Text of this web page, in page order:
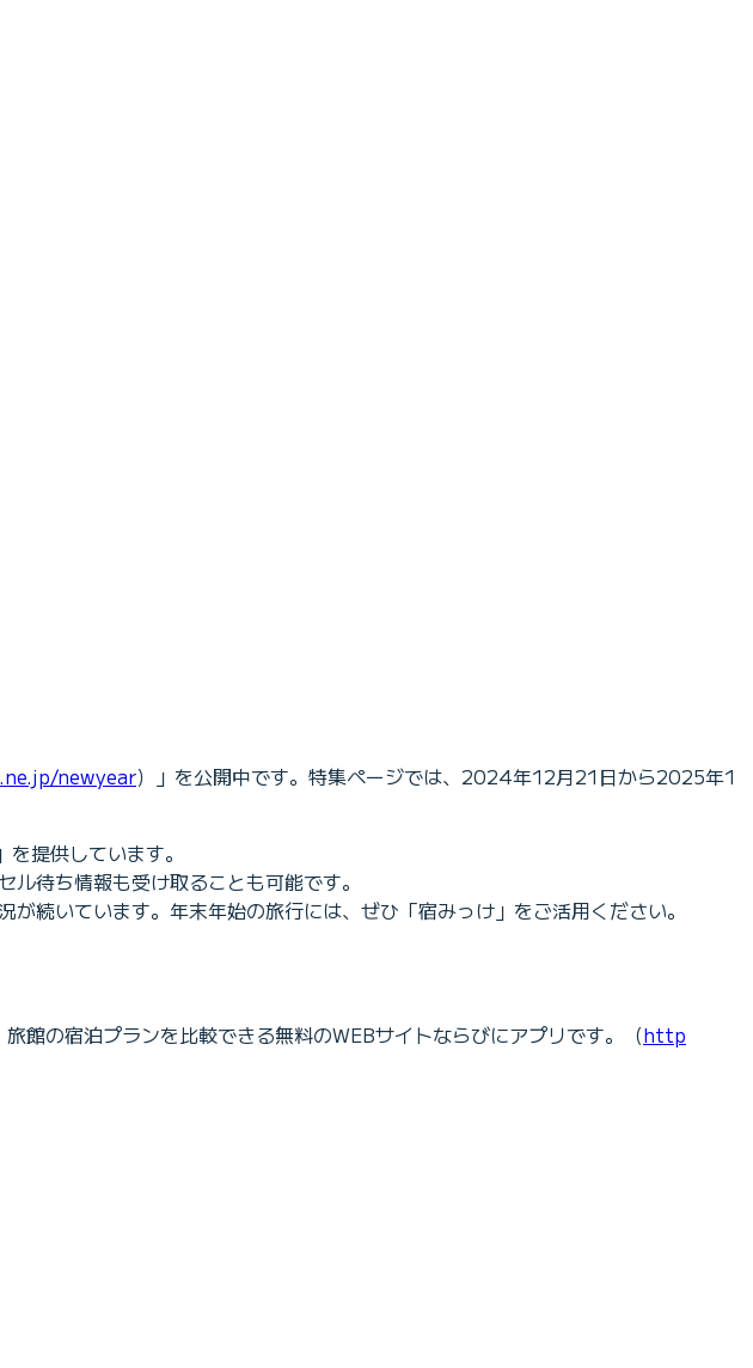
newyear）」を公開中です。特集ページでは、2024年12月21日から2025年1
を提供しています。
待ち情報も受け取ることも可能です。
続いています。年末年始の旅行には、ぜひ「宿みっけ」をご活用ください。
館の宿泊プランを比較できる無料のWEBサイトならびにアプリです。（http